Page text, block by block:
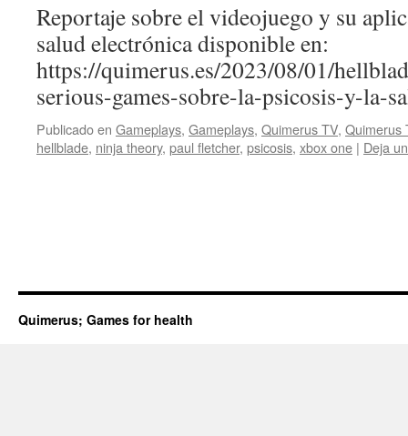
Reportaje sobre el videojuego y su
salud electrónica disponible en:
https://quimerus.es/2023/08/01/
serious-games-sobre-la-psicosis-y-la-
Publicado en Gameplays, Gameplays, Quimerus TV, Quimerus
hellblade, ninja theory, paul fletcher, psicosis, xbox one | Deja
Quimerus; Games for health